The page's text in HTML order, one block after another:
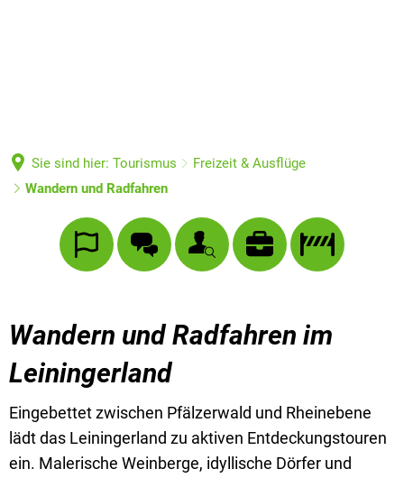
Sie sind hier: Tourismus
Freizeit & Ausflüge
Wandern und Radfahren
Wandern und Radfahren im
Leiningerland
Eingebettet zwischen Pfälzerwald und Rheinebene
lädt das Leiningerland zu aktiven Entdeckungstouren
ein. Malerische Weinberge, idyllische Dörfer und